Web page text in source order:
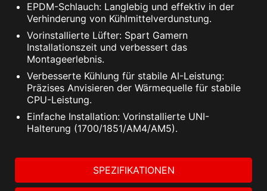
EPDM-Schlauch: Langlebig und effektiv in der
Verhinderung von Kühlmittelverdunstung.
Vorinstallierte Lüfter: Spart Gamern
Installationszeit und verbessert das
Montageerlebnis.
Verbesserte Kühlung für stabile AI-Leistung:
Präzises Anvisieren der Wärmequelle für stabile
CPU-Leistung.
Einfache Installation: Vorinstallierte UNI-
Halterung (1700/1851/AM4/AM5).
SPEZIFIKATIONEN